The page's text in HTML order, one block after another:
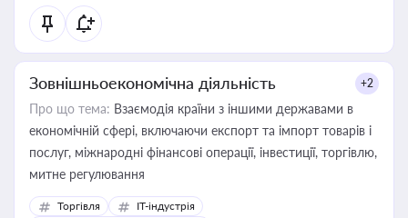
Зовнішньоекономічна діяльність +2
Про що тема: Взаємодія країни з іншими державами в
економічній сфері, включаючи експорт та імпорт товарів і
послуг, міжнародні фінансові операції, інвестиції, торгівлю,
митне регулювання
Торгівля
IT-індустрія